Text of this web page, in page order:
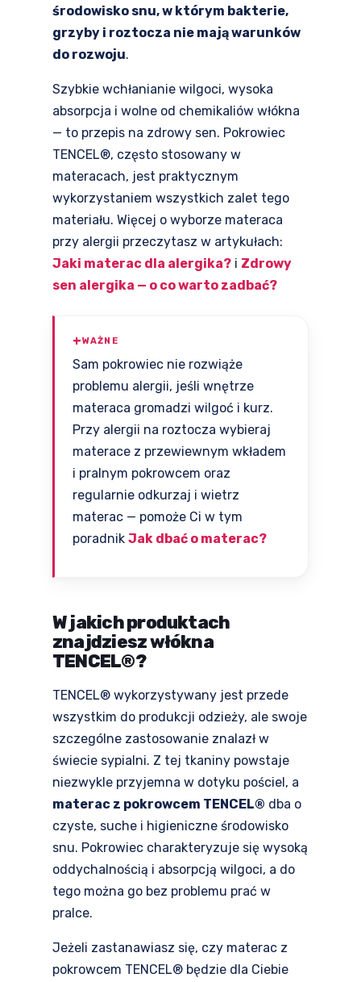
środowisko snu, w którym bakterie,
grzyby i roztocza nie mają warunków
do rozwoju.
Szybkie wchłanianie wilgoci, wysoka
absorpcja i wolne od chemikaliów włókna
— to przepis na zdrowy sen. Pokrowiec
TENCEL®, często stosowany w
materacach, jest praktycznym
wykorzystaniem wszystkich zalet tego
materiału. Więcej o wyborze materaca
przy alergii przeczytasz w artykułach:
Jaki materac dla alergika? i Zdrowy
sen alergika — o co warto zadbać?
WAŻNE
Sam pokrowiec nie rozwiąże
problemu alergii, jeśli wnętrze
materaca gromadzi wilgoć i kurz.
Przy alergii na roztocza wybieraj
materace z przewiewnym wkładem
i pralnym pokrowcem oraz
regularnie odkurzaj i wietrz
materac — pomoże Ci w tym
poradnik Jak dbać o materac?
W jakich produktach
znajdziesz włókna
TENCEL®?
TENCEL® wykorzystywany jest przede
wszystkim do produkcji odzieży, ale swoje
szczególne zastosowanie znalazł w
świecie sypialni. Z tej tkaniny powstaje
niezwykle przyjemna w dotyku pościel, a
materac z pokrowcem TENCEL® dba o
czyste, suche i higieniczne środowisko
snu. Pokrowiec charakteryzuje się wysoką
oddychalnością i absorpcją wilgoci, a do
tego można go bez problemu prać w
pralce.
Jeżeli zastanawiasz się, czy materac z
pokrowcem TENCEL® będzie dla Ciebie